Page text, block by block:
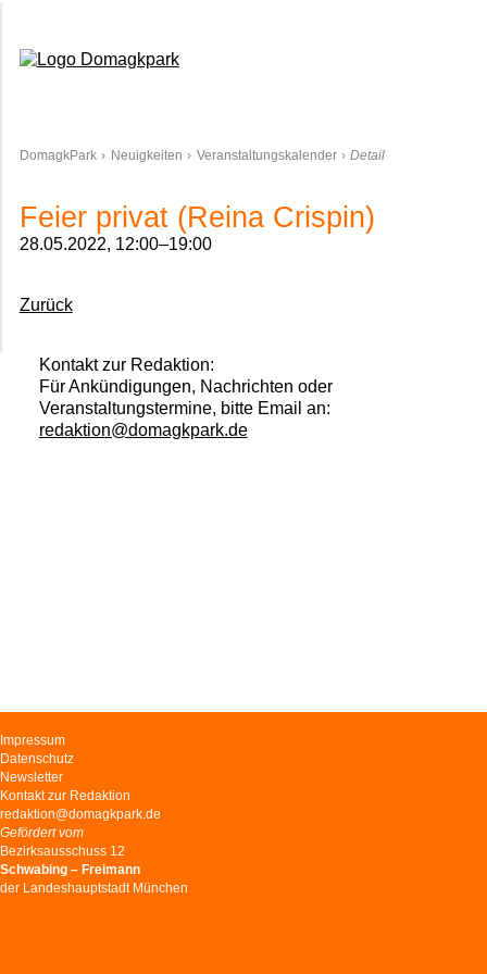
DomagkPark Neuigkeiten Veranstaltungskalender Detail
Feier privat (Reina Crispin)
28.05.2022, 12:00–19:00
Zurück
Kontakt zur Redaktion:
Für Ankündigungen, Nachrichten oder
Veranstaltungstermine, bitte Email an:
redaktion@domagkpark.de
Navigation
überspringen
Impressum
Datenschutz
Newsletter
Kontakt zur Redaktion
redaktion@domagkpark.de
Gefördert vom
Bezirksausschuss 12
Schwabing – Freimann
der Landeshauptstadt München